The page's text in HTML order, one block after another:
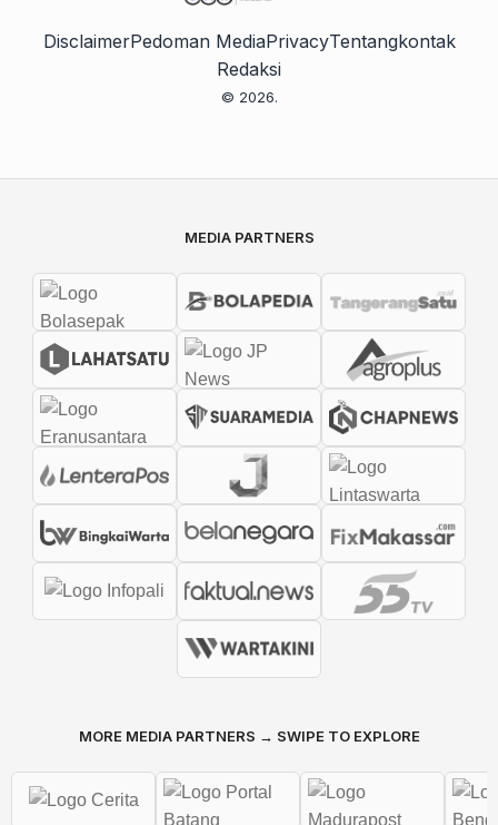
DisclaimerPedoman MediaPrivacyTentangkontak
Redaksi
© 2026.
MEDIA PARTNERS
MORE MEDIA PARTNERS → SWIPE TO EXPLORE